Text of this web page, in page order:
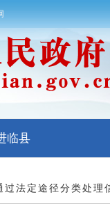
临县
过法定途径分类处理